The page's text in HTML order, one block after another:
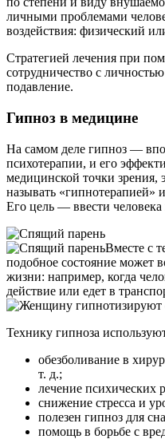
личными проблемами
воздействия: физический
Стратегией лечения при
сотрудничество с
подавление.
Гипноз в медицине
На самом деле гипноз —
психотерапии, и его
медицинской точки зрения,
называть
Его цель — ввести человека
Вместе с
подобное состояние может
жизни: например, когда
действие или едет в
Технику гипноза
обезболивание в
т. д.;
лечение психических
снижение стресса и
полезен гипноз для
помощь в борьбе с